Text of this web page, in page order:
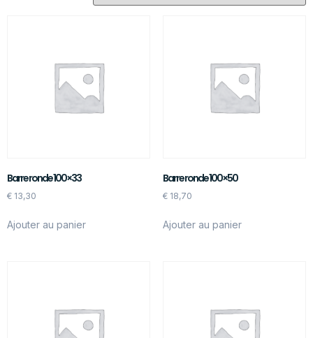
Barre ronde 100×33
€ 13,30
Ajouter au panier
Barre ronde 100×50
€18,70
Ajouter au panier